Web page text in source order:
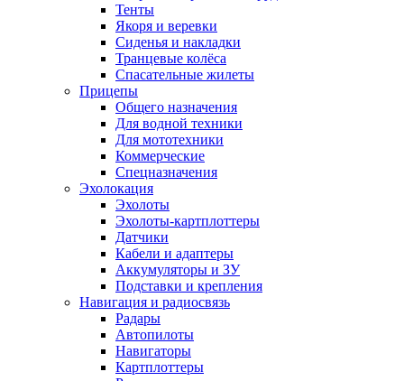
Тенты
Якоря и веревки
Сиденья и накладки
Транцевые колёса
Спасательные жилеты
Прицепы
Общего назначения
Для водной техники
Для мототехники
Коммерческие
Спецназначения
Эхолокация
Эхолоты
Эхолоты-картплоттеры
Датчики
Кабели и адаптеры
Аккумуляторы и ЗУ
Подставки и крепления
Навигация и радиосвязь
Радары
Автопилоты
Навигаторы
Картплоттеры